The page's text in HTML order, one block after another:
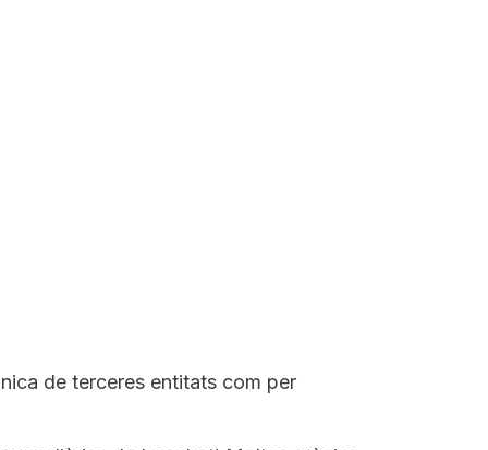
de terceres entitats com per